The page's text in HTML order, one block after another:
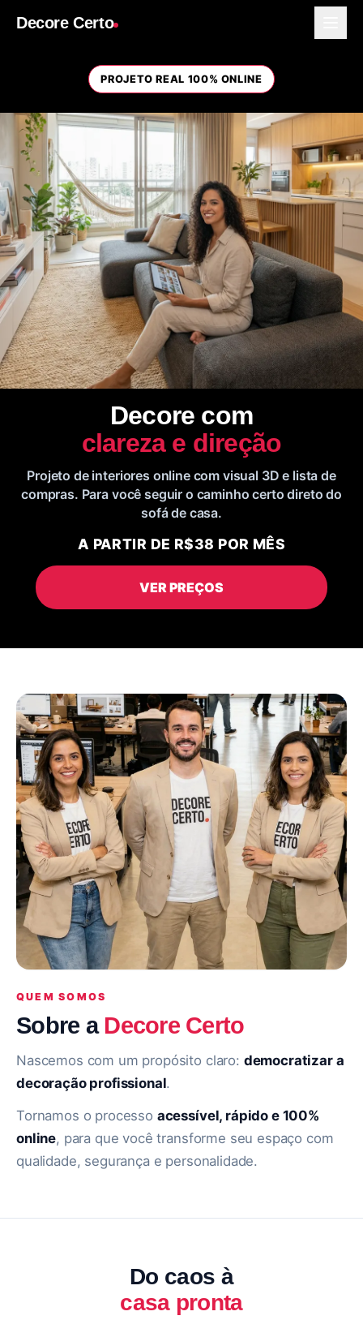
Decore Certo
PROJETO REAL 100% ONLINE
Decore com
clareza e direção
Projeto de interiores online com visual 3D e lista de
compras. Para você seguir o caminho certo direto do
sofá de casa.
A PARTIR DE R$38 POR MÊS
VER PREÇOS
QUEM SOMOS
Sobre a Decore Certo
Nascemos com um propósito claro: democratizar a
decoração profissional.
Tornamos o processo acessível, rápido e 100%
online, para que você transforme seu espaço com
qualidade, segurança e personalidade.
Do caos à
casa pronta